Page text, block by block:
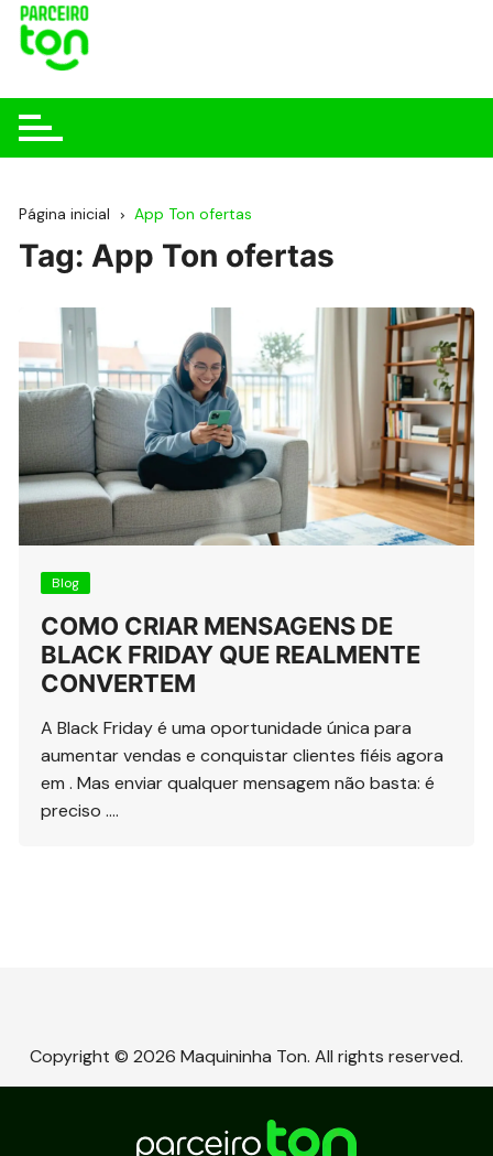
Página inicial App Ton ofertas
Tag:App Ton ofertas
Blog
COMO CRIAR MENSAGENS DE
BLACK FRIDAY QUE REALMENTE
CONVERTEM
A Black Friday é uma oportunidade única para
aumentar vendas e conquistar clientes fiéis agora
em . Mas enviar qualquer mensagem não basta: é
preciso ….
Copyright © 2026 Maquininha Ton. All rights reserved.